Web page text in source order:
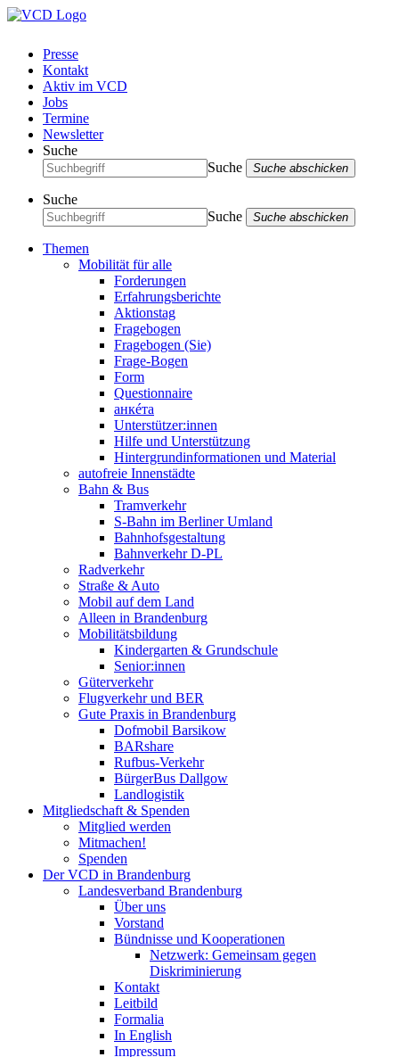
Presse
Kontakt
Aktiv im VCD
Jobs
Termine
Newsletter
Suche
Suche
Suche abschicken
Suche
Suche
Suche abschicken
Themen
Mobilität für alle
Forderungen
Erfahrungsberichte
Aktionstag
Fragebogen
Fragebogen (Sie)
Frage-Bogen
Form
Questionnaire
анкéта
Unterstützer:innen
Hilfe und Unterstützung
Hintergrundinformationen und Material
autofreie Innenstädte
Bahn & Bus
Tramverkehr
S-Bahn im Berliner Umland
Bahnhofsgestaltung
Bahnverkehr D-PL
Radverkehr
Straße & Auto
Mobil auf dem Land
Alleen in Brandenburg
Mobilitätsbildung
Kindergarten & Grundschule
Senior:innen
Güterverkehr
Flugverkehr und BER
Gute Praxis in Brandenburg
Dofmobil Barsikow
BARshare
Rufbus-Verkehr
BürgerBus Dallgow
Landlogistik
Mitgliedschaft & Spenden
Mitglied werden
Mitmachen!
Spenden
Der VCD in Brandenburg
Landesverband Brandenburg
Über uns
Vorstand
Bündnisse und Kooperationen
Netzwerk: Gemeinsam gegen
Diskriminierung
Kontakt
Leitbild
Formalia
In English
Impressum